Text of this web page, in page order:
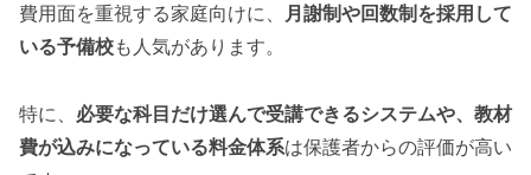
費用面を重視する家庭向けに、 月謝制や回数制を採用して
いる予備校も人気があります。
特に、 必要な科目だけ選んで受講できるシステムや、教材
費が込みになっている料金体系は保護者からの評価が高い